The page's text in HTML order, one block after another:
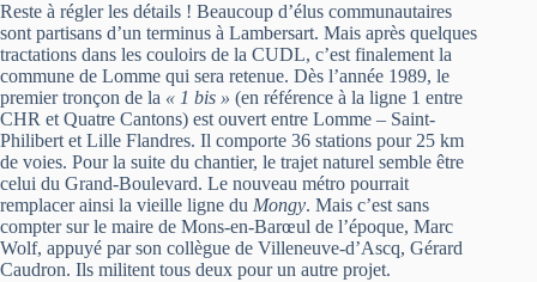
Reste à régler les détails ! Beaucoup d’élus communautaires
sont partisans d’un terminus à Lambersart. Mais après quelques
tractations dans les couloirs de la CUDL, c’est finalement la
commune de Lomme qui sera retenue. Dès l’année 1989, le
premier tronçon de la « 1 bis » (en référence à la ligne 1 entre
CHR et Quatre Cantons) est ouvert entre Lomme – Saint-
Philibert et Lille Flandres. Il comporte 36 stations pour 25 km
de voies. Pour la suite du chantier, le trajet naturel semble être
celui du Grand-Boulevard. Le nouveau métro pourrait
remplacer ainsi la vieille ligne du Mongy. Mais c’est sans
compter sur le maire de Mons-en-Barœul de l’époque, Marc
Wolf, appuyé par son collègue de Villeneuve-d’Ascq, Gérard
Caudron. Ils militent tous deux pour un autre projet.